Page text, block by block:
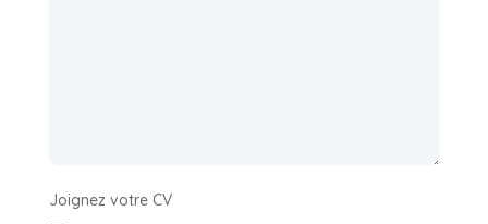
Joignez votre CV